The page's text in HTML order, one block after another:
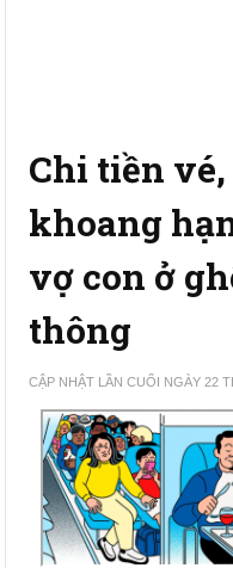
Chi tiền
khoang
vợ con ở
thông
CẬP NHẬT LẦN CUỐI NGÀY 22